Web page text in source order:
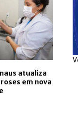
atualiza
em nova